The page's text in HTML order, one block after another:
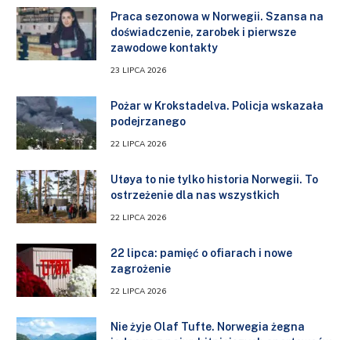
Praca sezonowa w Norwegii. Szansa na
doświadczenie, zarobek i pierwsze
zawodowe kontakty
23 LIPCA 2026
Pożar w Krokstadelva. Policja wskazała
podejrzanego
22 LIPCA 2026
Utøya to nie tylko historia Norwegii. To
ostrzeżenie dla nas wszystkich
22 LIPCA 2026
22 lipca: pamięć o ofiarach i nowe
zagrożenie
22 LIPCA 2026
Nie żyje Olaf Tufte. Norwegia żegna